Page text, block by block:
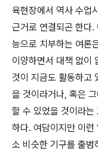
육현장에서 역사 수업
근거로 연결되곤 한다.
능으로 치부하는 여론
이양하면서 대책 없이
것이 지금도 활동하고
을 것이라거나, 혹은
할 수 있었을 것이라는
하다. 여담이지만 이런
소 비슷한 기구를 출범